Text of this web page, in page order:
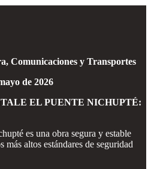
Comunicaciones y Transportes
de 2026
EL PUENTE NICHUPTÉ:
es una obra segura y estable
más altos estándares de seguridad